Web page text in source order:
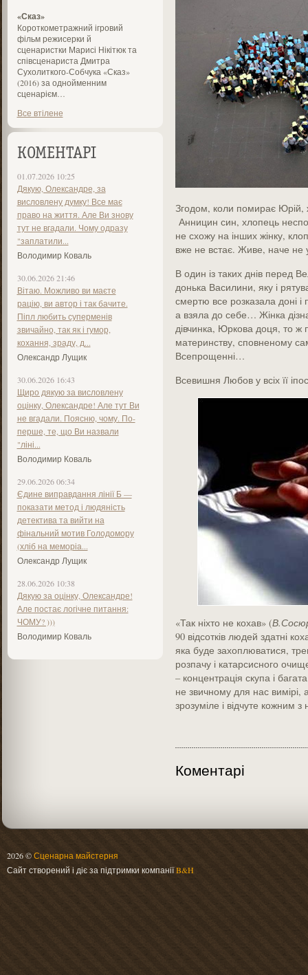
«Сказ»
Короткометражний ігровий
фільм режисерки й
сценаристки Марисі Нікітюк та
співсценариста Дмитра
Сухолиткого-Собчука «Сказ»
(2016) за однойменним
сценарієм…
Все втілене
КОМЕНТАРІ
01.07.2026 10:25
Дякую, Олександре, за
висловлену думку! Все має
право на життя. Але Ви знову
тут не вгадали. Чому одразу
"заплатили...
Володимир Коваль
30.06.2026 21:46
Вітаю. Можливо ви маєте
рацію, ви автор і так бачите.
Піпл любить суперменів
звичайно, так як і гумор,
кохання, зраду, д...
Олександр Лущик
30.06.2026 16:43
Щиро дякую за висловлену
оцінку, Олександре! Але тут Ви
не вгадали. Поясню, чому. По-
перше, те, що Ви назвали
"ліні...
Володимир Коваль
29.06.2026 06:34
Єдине виправдання лінії Б —
показати метод і людяність
детектива та вийти на
фінальний мотив Голодомору
(хліб на меморіа...
Олександр Лущик
28.06.2026 10:38
Дякую за оцінку, Олександре!
Але постає логічне питання:
ЧОМУ? )))
Володимир Коваль
Згодом, коли помирає Юрій,
Анницин син, хлопець
не схожу на інших жінку,
вже не встає. Живе, наче не
В один із таких днів перед
донька Василини, яку і
смертю все розказала доні
а взяла до себе… Жінка
дівчинка, Юркова доця, то ж
материнству, сповненому
Всепрощенні…
Всевишня Любов у всіх її
«Так ніхто не кохав» (
90 відсотків людей здатні
яка буде захоплюватися,
розпачу і катарсисного
– концентрація скупа і
не звичному для нас
зрозуміле і відчуте кожним
Коментарі
2026 ©Сценарна майстерня
Сайт створений і діє за підтримки компаніїB&H